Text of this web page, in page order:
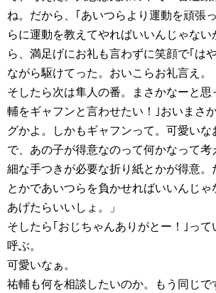
ね。だから、｢あいつらより運動を頑張
らに運動を教えてやればいいんじゃない
ら、満足げにお礼も言わずに笑顔で｢は
ながら駆けてった。おいこらお礼言え。
そしたら次は隼人の番。まさかなーと思
輔をギャフンと言わせたい！｣おいまさ
グかよ。しかもギャフンって。可愛いな
で、あの子が得意なのって何かなって考
細な手つきが必要な折り紙とかが得意。
とかであいつらを負かせればいいんじゃ
あげたらいいしょ。」
そしたら｢おじちゃんありがとー！｣って
呼ぶ。
可愛いなぁ。
祐輔も何を相談したいのか。もう同じで